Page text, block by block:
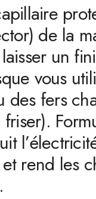
de la
un
vous
des fers
rend les